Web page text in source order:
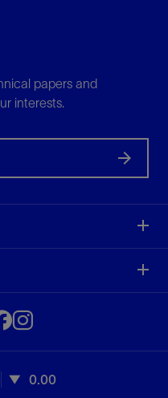
papers and
interests.
0.00